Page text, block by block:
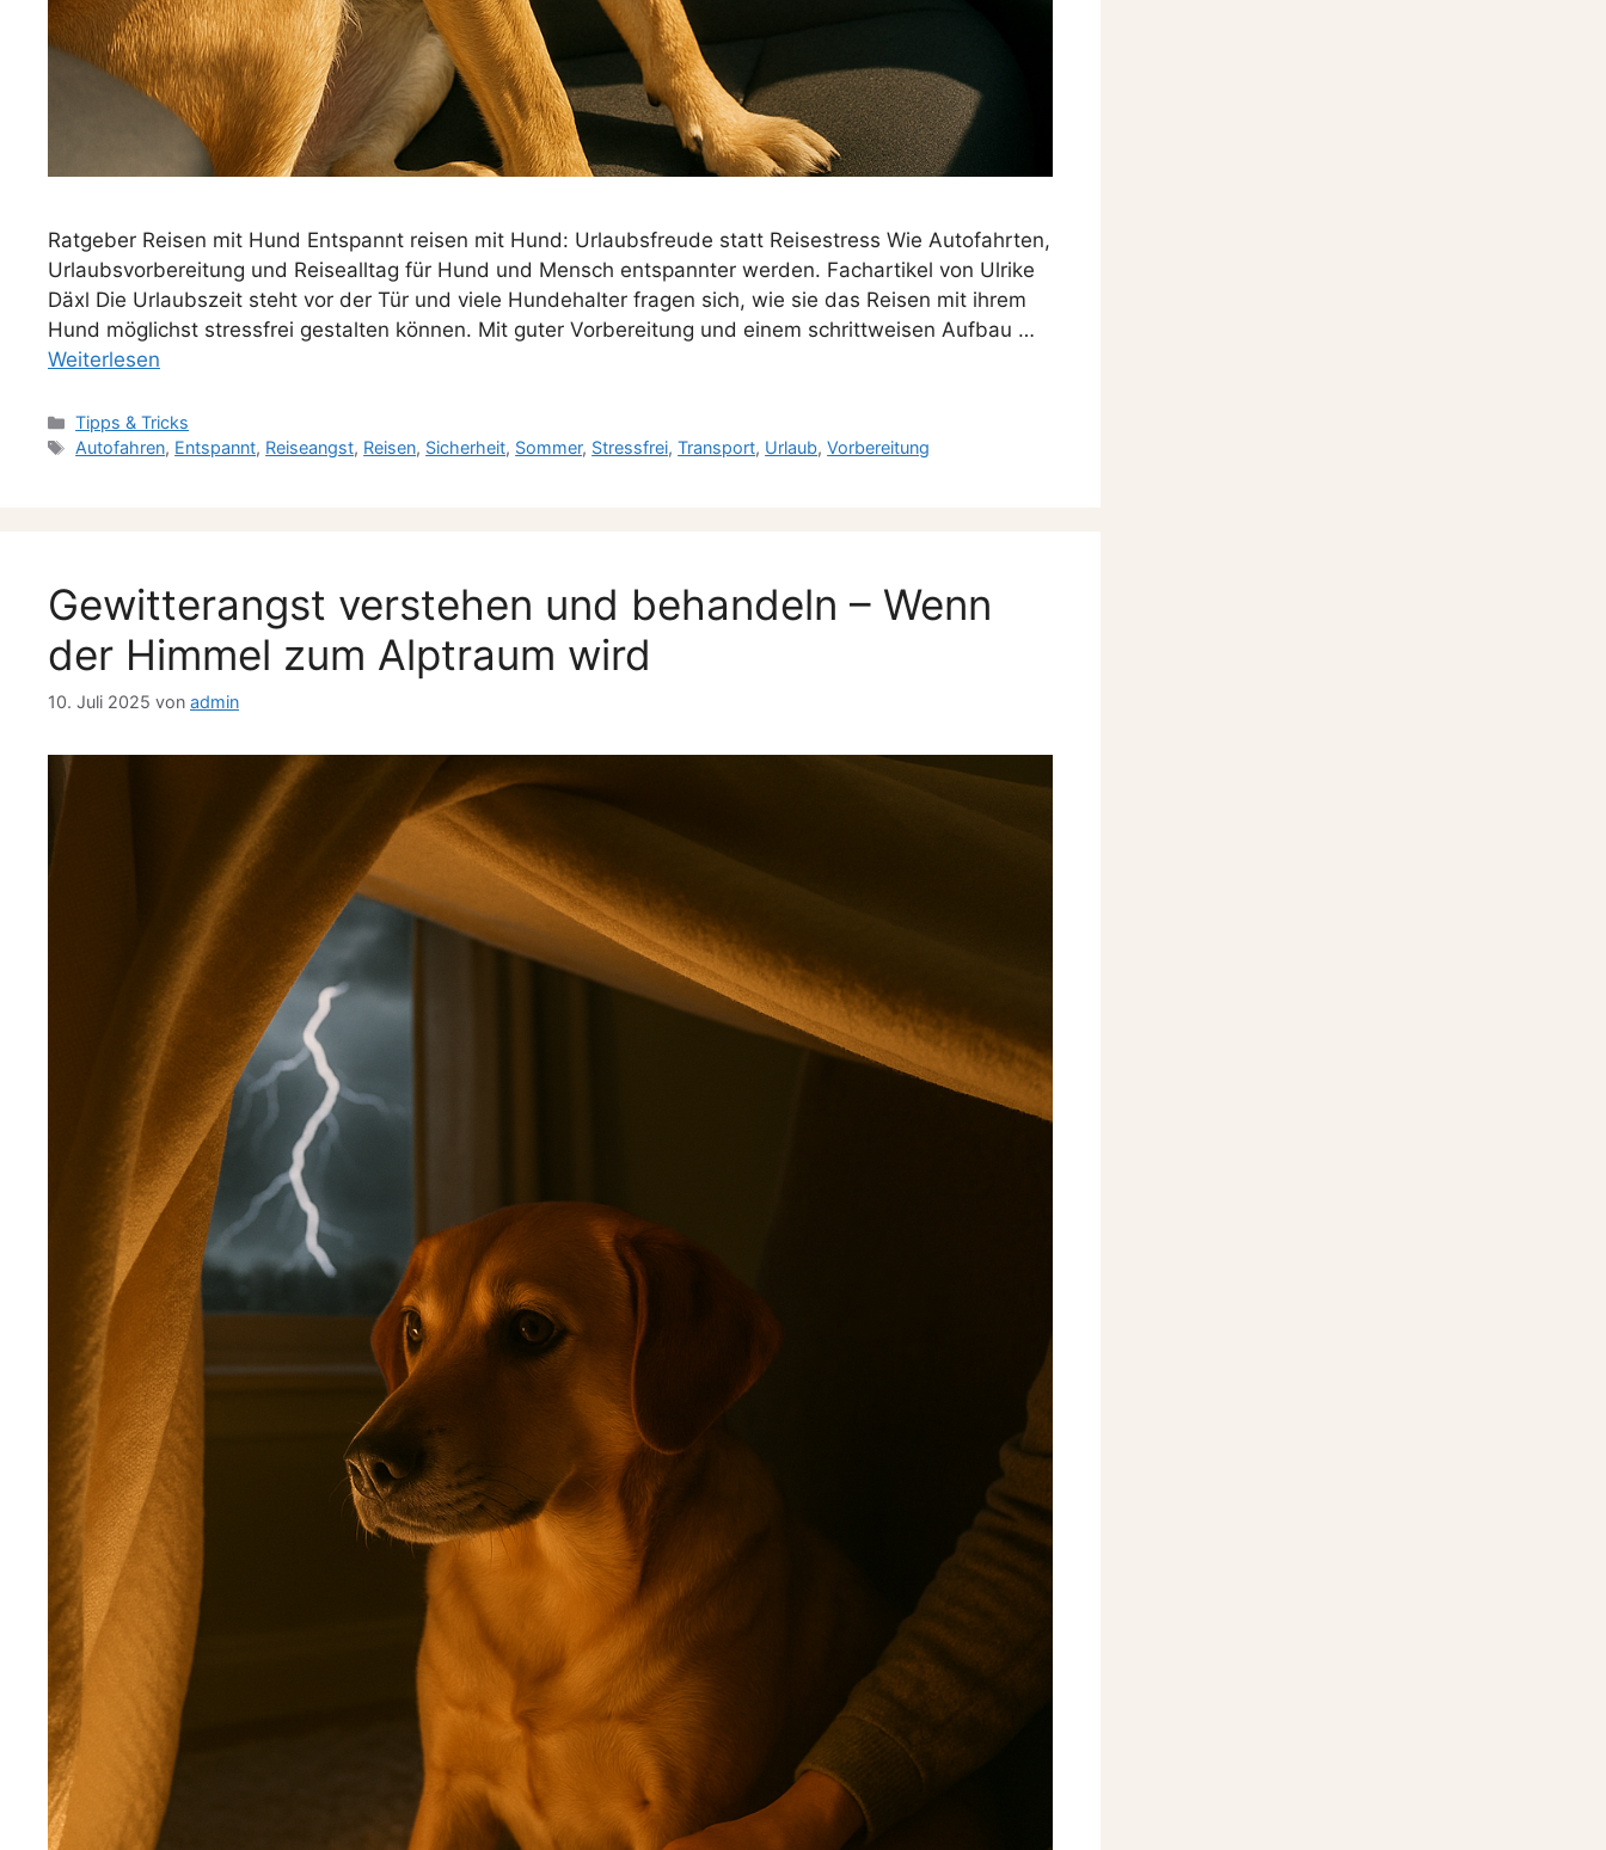
Ratgeber Reisen mit Hund Entspannt reisen mit Hund: Urlaubsfreude statt Reisestress Wie Autofahrten,
Urlaubsvorbereitung und Reisealltag für Hund und Mensch entspannter werden. Fachartikel von Ulrike
Däxl Die Urlaubszeit steht vor der Tür und viele Hundehalter fragen sich, wie sie das Reisen mit ihrem
Hund möglichst stressfrei gestalten können. Mit guter Vorbereitung und einem schrittweisen Aufbau …
Weiterlesen
Tipps & Tricks
Autofahren, Entspannt, Reiseangst, Reisen, Sicherheit, Sommer, Stressfrei,Transport, Urlaub,Vorbereitung
Gewitterangst verstehen und behandeln – Wenn
der Himmel zum Alptraum wird
10. Juli 2025 von admin